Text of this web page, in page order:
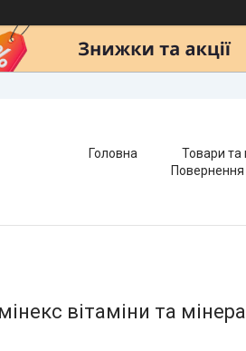
Головна Товари та
Повернення
вітаміни та